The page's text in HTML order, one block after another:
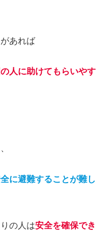
あれば
人に助けてもらいやす
、
に避難することが難し
の人は安全を確保でき